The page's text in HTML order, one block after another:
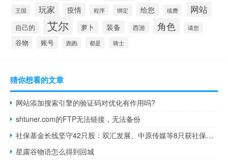
王国 玩家 疫情 程序 绑定 给您 续费 网站
自己的 艾尔 萝卜 装备 西游 角色 请您
谷物 账号 跑跑 都是 骑士
猜你想看的文章
网站添加搜索引擎的验证码对优化有作用吗?
shtuner.com的FTP无法链接，无法备份
社保基金长线坚守42只股：双汇发展、中原传媒等8只获社保基金连续持仓超5年
星露谷物语怎么得到回城